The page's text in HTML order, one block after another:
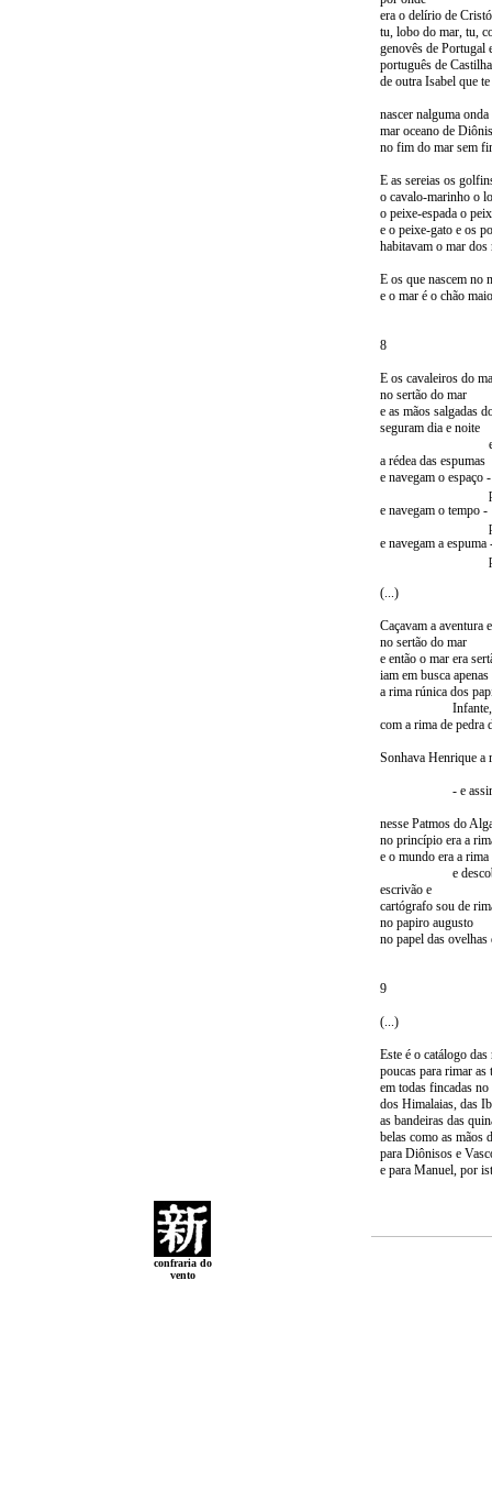
era o delírio de
tu, lobo do mar, tu,
genovês de Portugal
português de
de outra Isabel que
nascer nalguma
mar oceano de
no fim do mar sem
E as sereias os
o cavalo-marinho o
o peixe-espada o
e o peixe-gato e os
habitavam o mar dos
E os que nascem no
e o mar é o chão
8
E os cavaleiros do
no sertão do mar
e as mãos salgadas
seguram dia e noite
e aos
a rédea das espumas
e navegam o espaço -
para
e navegam o tempo -
para
e navegam a espuma
para
(...)
Caçavam a aventura
no sertão do mar
e então o mar era
iam em busca
a rima rúnica dos
Infante,
com a rima de pedra
Sonhava Henrique a
- e
nesse Patmos do
no princípio era a
e o mundo era a
e
escrivão e
cartógrafo sou de
no papiro augusto
no papel das ovelhas
9
(...)
Este é o catálogo das
poucas para rimar as
em todas fincadas no
dos Himalaias, das
as bandeiras das
belas como as mãos
para Diônisos e
e para Manuel, por
confraria do
vento